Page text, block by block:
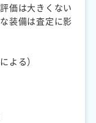
価は大きくない
装備は査定に影
よる）